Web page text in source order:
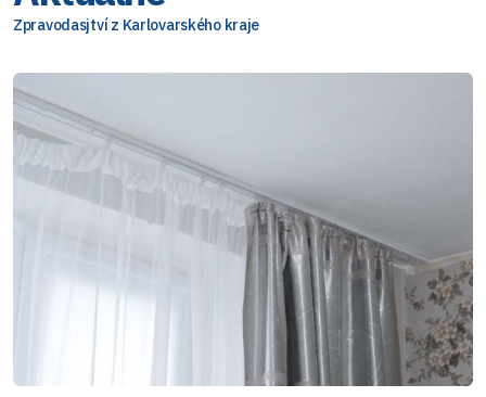
Zpravodasjtví z Karlovarského kraje